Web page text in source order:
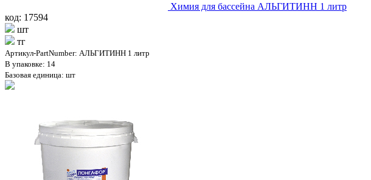
Химия для бассейна АЛЬГИТИНН 1 литр
код: 17594
шт
тг
Артикул-PartNumber: АЛЬГИТИНН 1 литр
В упаковке: 14
Базовая единица: шт